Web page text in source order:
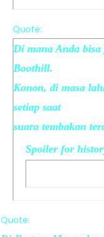
Quote:
Di mana Anda
Boothill.
Konon, di masa
setiap saat
suara tembakan
Spoiler for
Quote: